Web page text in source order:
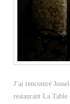
J’ai rencontré
restaurant La